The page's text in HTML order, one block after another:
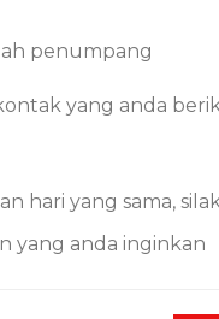
penumpang
yang anda
hari yang sama,
yang anda inginkan